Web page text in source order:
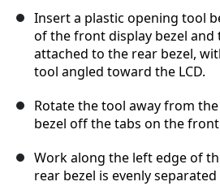
Insert a plastic opening tool
of the front display bezel and
attached to the rear bezel,
tool angled toward the LCD.
Rotate the tool away from
bezel off the tabs on the
Work along the left edge of
rear bezel is evenly